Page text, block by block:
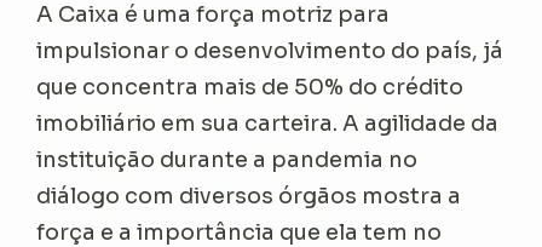
A Caixa é uma força motriz para
impulsionar o desenvolvimento do país, já
que concentra mais de 50% do crédito
imobiliário em sua carteira. A agilidade da
instituição durante a pandemia no
diálogo com diversos órgãos mostra a
força e a importância que ela tem no